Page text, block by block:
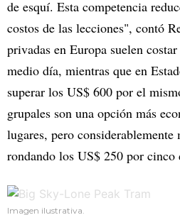
de esquí. Esta competencia
costos de las lecciones", contó
privadas en Europa suelen
medio día, mientras que en
superar los US$ 600 por el
grupales son una opción más
lugares, pero considerablemente
rondando los US$ 250 por cinco
Imagen ilustrativa.